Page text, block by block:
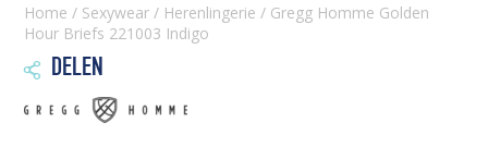
Home / Sexywear / Herenlingerie / Gregg Homme Golden
Hour Briefs 221003 Indigo
 DELEN